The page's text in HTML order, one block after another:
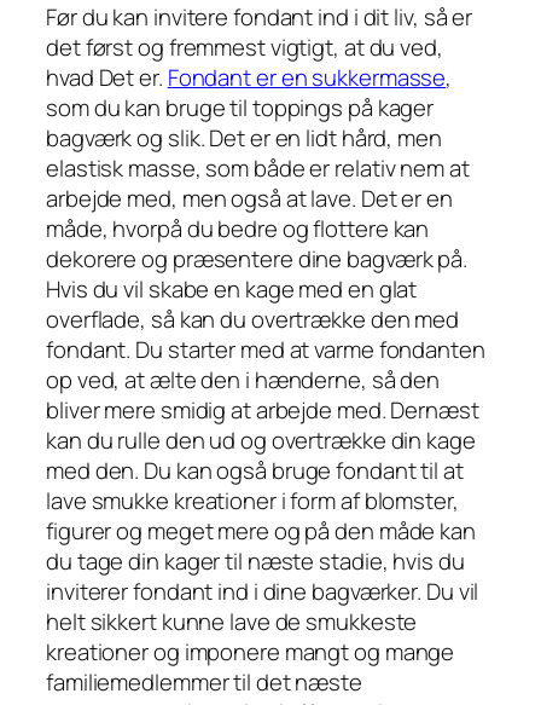
Før du kan invitere fondant ind i dit liv, så er
det først og fremmest vigtigt, at du ved,
hvad Det er. Fondant er en sukkermasse,
som du kan bruge til toppings på kager
bagværk og slik. Det er en lidt hård, men
elastisk masse, som både er relativ nem at
arbejde med, men også at lave. Det er en
måde, hvorpå du bedre og flottere kan
dekorere og præsentere dine bagværk på.
Hvis du vil skabe en kage med en glat
overflade, så kan du overtrække den med
fondant. Du starter med at varme fondanten
op ved, at ælte den i hænderne, så den
bliver mere smidig at arbejde med. Dernæst
kan du rulle den ud og overtrække din kage
med den. Du kan også bruge fondant til at
lave smukke kreationer i form af blomster,
figurer og meget mere og på den måde kan
du tage din kager til næste stadie, hvis du
inviterer fondant ind i dine bagværker. Du vil
helt sikkert kunne lave de smukkeste
kreationer og imponere mangt og mange
familiemedlemmer til det næste